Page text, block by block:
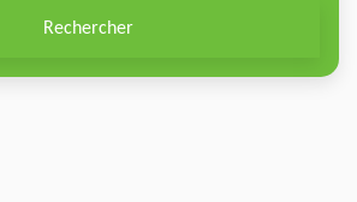
Rechercher